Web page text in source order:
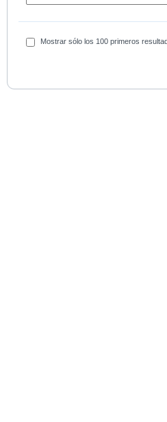
Mostrar sólo los 100 primeros